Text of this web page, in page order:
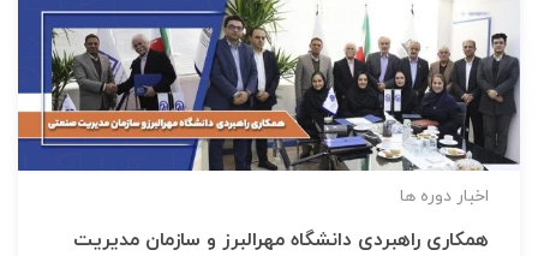
اخبار دوره ها
همکاری راهبردی دانشگاه مهرالبرز و سازمان مدیریت